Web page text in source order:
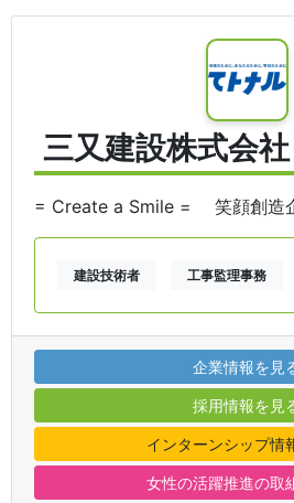
三又建設株式会社
= Create a Smile = 笑顔創造
建設技術者 工事監理事務
企業情報を見
採用情報を見
インターンシップ情
女性の活躍推進の取